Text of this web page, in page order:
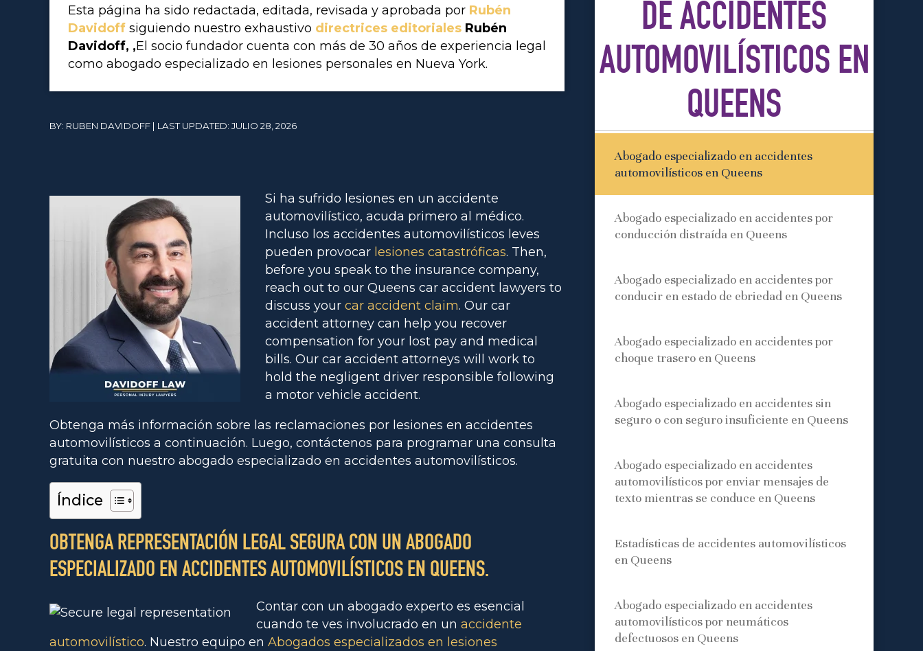
Esta página ha sido redactada, editada, revisada y aprobada por Rubén
Davidoff siguiendo nuestro exhaustivo directrices editoriales Rubén
Davidoff, ,El socio fundador cuenta con más de 30 años de experiencia legal
como abogado especializado en lesiones personales en Nueva York.
BY: RUBEN DAVIDOFF | LAST UPDATED: JULIO 28, 2026
Si ha sufrido lesiones en un accidente
automovilístico, acuda primero al médico.
Incluso los accidentes automovilísticos leves
pueden provocar lesiones catastróficas. Then,
before you speak to the insurance company,
reach out to our Queens car accident lawyers to
discuss your car accident claim. Our car
accident attorney can help you recover
compensation for your lost pay and medical
bills. Our car accident attorneys will work to
hold the negligent driver responsible following
a motor vehicle accident.
Obtenga más información sobre las reclamaciones por lesiones en accidentes
automovilísticos a continuación. Luego, contáctenos para programar una consulta
gratuita con nuestro abogado especializado en accidentes automovilísticos.
Índice
OBTENGA REPRESENTACIÓN LEGAL SEGURA CON UN ABOGADO
ESPECIALIZADO EN ACCIDENTES AUTOMOVILÍSTICOS EN QUEENS.
Contar con un abogado experto es esencial
cuando te ves involucrado en un accidente
automovilístico. Nuestro equipo en Abogados especializados en lesiones
DE ACCIDENTES
AUTOMOVILÍSTICOS EN
QUEENS
Abogado especializado en accidentes
automovilísticos en Queens
Abogado especializado en accidentes por
conducción distraída en Queens
Abogado especializado en accidentes por
conducir en estado de ebriedad en Queens
Abogado especializado en accidentes por
choque trasero en Queens
Abogado especializado en accidentes sin
seguro o con seguro insuficiente en Queens
Abogado especializado en accidentes
automovilísticos por enviar mensajes de
texto mientras se conduce en Queens
Estadísticas de accidentes automovilísticos
en Queens
Abogado especializado en accidentes
automovilísticos por neumáticos
defectuosos en Queens